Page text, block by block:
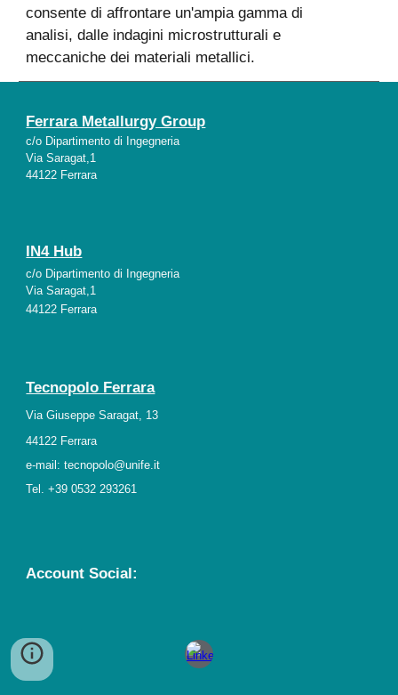
consente di affrontare un'ampia gamma di
analisi, dalle indagini microstrutturali e
meccaniche dei materiali metallici.
Ferrara Metallurgy Group
c/o Dipartimento di Ingegneria
Via Saragat,1
44122 Ferrara
IN4 Hub
c/o Dipartimento di Ingegneria
Via Saragat,1
44122 Ferrara
Tecnopolo Ferrara
Via Giuseppe Saragat, 13
44122 Ferrara
e-mail: tecnopolo@unife.it
Tel. +39 0532 293261
Account Social: